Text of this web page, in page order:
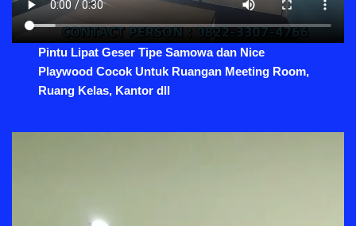
Pintu Lipat Geser Tipe Samowa dan Nice
Playwood Cocok Untuk Ruangan Meeting Room,
Ruang Kelas, Kantor dll